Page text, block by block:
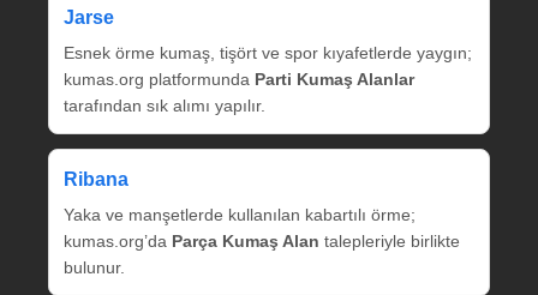
Jarse
Esnek örme kumaş, tişört ve spor kıyafetlerde yaygın;
kumas.org platformunda Parti Kumaş Alanlar
tarafından sık alımı yapılır.
Ribana
Yaka ve manşetlerde kullanılan kabartılı örme;
kumas.org’da Parça Kumaş Alan talepleriyle birlikte
bulunur.